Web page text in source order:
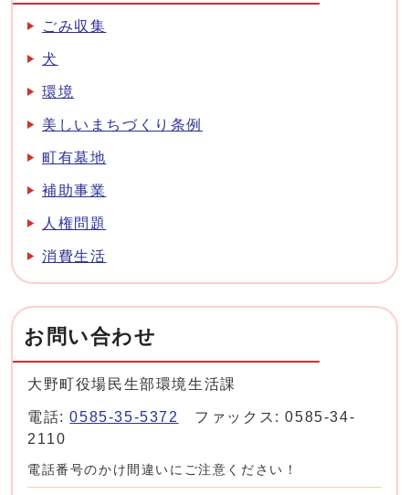
ごみ収集
犬
環境
美しいまちづくり条例
町有墓地
補助事業
人権問題
消費生活
お問い合わせ
大野町役場民生部環境生活課
電話:0585-35-5372
ファックス: 0585-34-
2110
電話番号のかけ間違いにご注意ください！